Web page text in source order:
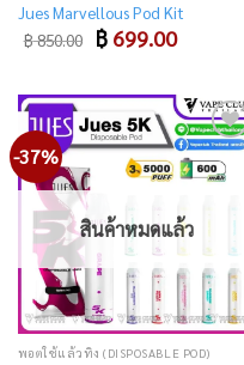
Jues Marvellous Pod Kit
฿850.00 Original
price
฿ 699.00Current
price
-37%
Add
to
สินค้าหมดแล้ว
พอตใช้แล้วทิ้ง (DISPOSABLE POD)